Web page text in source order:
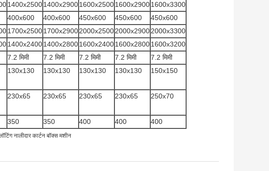
1400x25001400x29001600x25001600x29001600x3300
400x600 400x600 450x600 450x600
450x600
1700x25001700x29002000x25002000x29002000x3300
1400x24001400x28001600x24001600x28001600x3200
7.2 मिमी 7.2 मिमी 7.2 मिमी 7.2 मिमी
7.2 मिमी
130x130 130x130 130x130 130x130 150x150
230x65 230x65 230x65 230x65 250x70
350 350 400 400
400
नालीदार कार्टन बॉक्स मशीन